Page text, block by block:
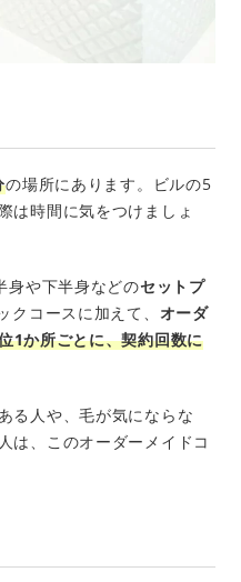
の場所にあります。ビルの5
は時間に気をつけましょ
身や下半身などのセットプ
クコースに加えて、 オーダ
1か所ごとに、契約回数に
る人や、毛が気にならな
は、このオーダーメイドコ